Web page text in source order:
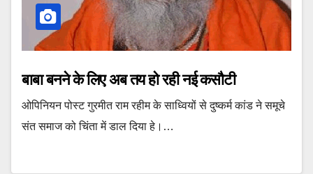
बाबा बनने के लिए अब तय हो रही नई कसौटी
ओपिनियन पोस्‍ट गुरमीत राम रहीम के साध्‍वियों से दुष्‍कर्म कांड ने समूचे
संत समाज को चिंता में डाल दिया हे।…